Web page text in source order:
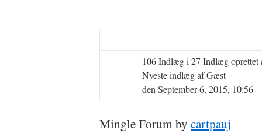
106 Indlæg i 27 Indlæg oprettet
Nyeste indlæg af Gæst
den September 6, 2015, 10:56
Mingle Forum by cartpauj